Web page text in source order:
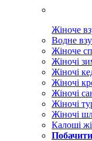
Жіноче
Водне
Жіноче
Жіночі
Жіночі
Жіночі
Жіночі
Жіночі
Жіночі
Калоші